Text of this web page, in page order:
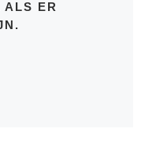
ALS ER